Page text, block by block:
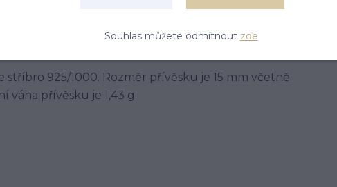
925/1000. Rozměr přívěsku je 15 mm včetně
váha přívěsku je 1,43 g.
Souhlas můžete odmítnout zde.